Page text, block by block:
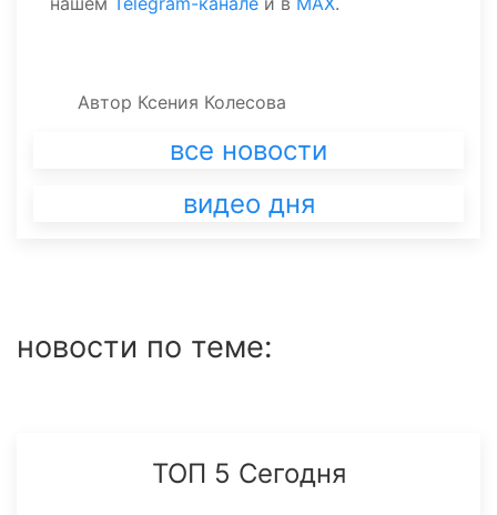
Автор Ксения Колесова
все новости
видео дня
новости по теме:
ТОП 5 Сегодня